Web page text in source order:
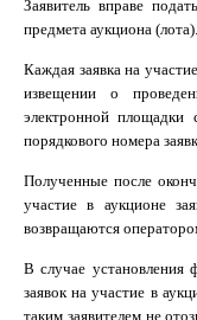
Заявитель вправе
предмета аукциона (лота).
Каждая заявка на
извещении о
электронной
порядкового номера
Полученные после
участие в аукционе
возвращаются
В случае установления
заявок на участие в
таким заявителем не